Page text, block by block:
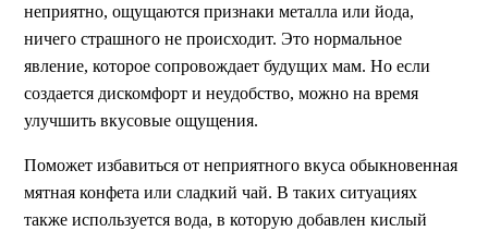
неприятно, ощущаются признаки металла или йода,
ничего страшного не происходит. Это нормальное
явление, которое сопровождает будущих мам. Но если
создается дискомфорт и неудобство, можно на время
улучшить вкусовые ощущения.
Поможет избавиться от неприятного вкуса обыкновенная
мятная конфета или сладкий чай. В таких ситуациях
также используется вода, в которую добавлен кислый